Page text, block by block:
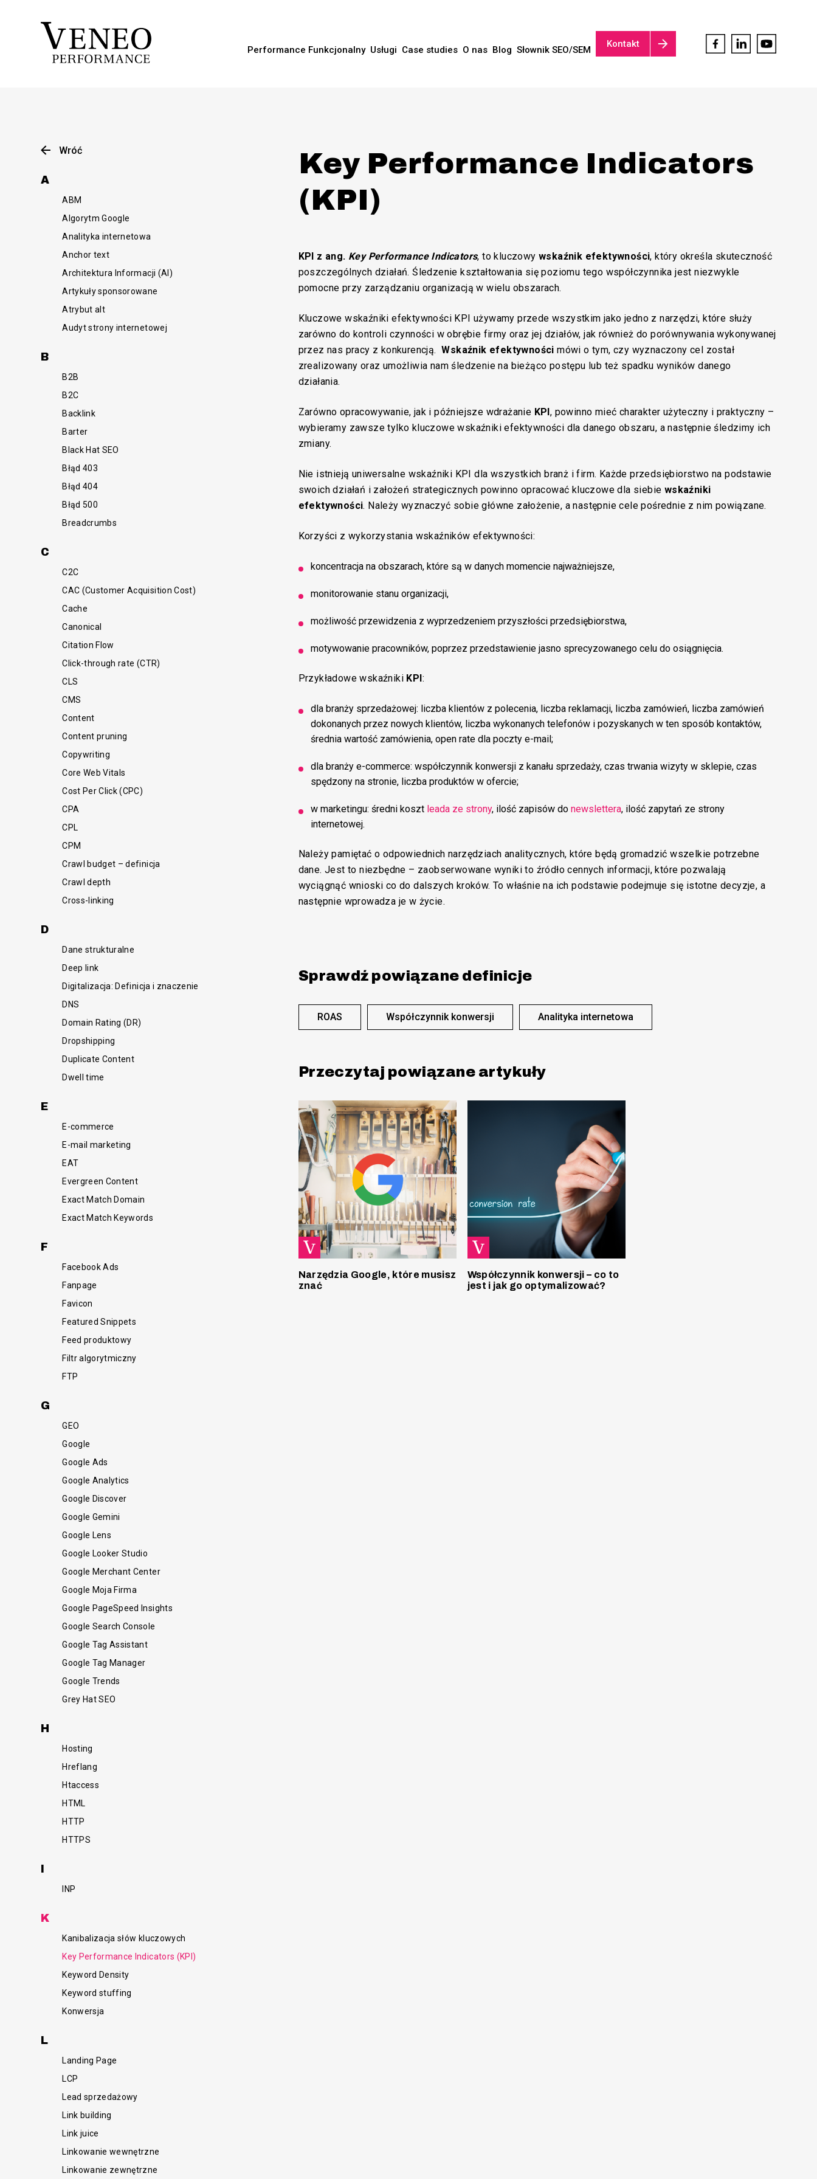
Performance Funkcjonalny Usługi Case studies O nas Blog Słownik SEO/SEM
Kontakt
Wróć
A
ABM
Algorytm Google
Analityka internetowa
Anchor text
Architektura Informacji (AI)
Artykuły sponsorowane
Atrybut alt
Audyt strony internetowej
B
B2B
B2C
Backlink
Barter
Black Hat SEO
Błąd 403
Błąd 404
Błąd 500
Breadcrumbs
C
C2C
CAC (Customer Acquisition Cost)
Cache
Canonical
Citation Flow
Click-through rate (CTR)
CLS
CMS
Content
Content pruning
Copywriting
Core Web Vitals
Cost Per Click (CPC)
CPA
CPL
CPM
Crawl budget – definicja
Crawl depth
Cross-linking
D
Dane strukturalne
Deep link
Digitalizacja: Definicja i znaczenie
DNS
Domain Rating (DR)
Dropshipping
Duplicate Content
Dwell time
E
E-commerce
E-mail marketing
EAT
Evergreen Content
Exact Match Domain
Exact Match Keywords
F
Facebook Ads
Fanpage
Favicon
Featured Snippets
Feed produktowy
Filtr algorytmiczny
FTP
G
GEO
Google
Google Ads
Google Analytics
Google Discover
Google Gemini
Google Lens
Google Looker Studio
Google Merchant Center
Google Moja Firma
Google PageSpeed Insights
Google Search Console
Google Tag Assistant
Google Tag Manager
Google Trends
Grey Hat SEO
H
Hosting
Hreflang
Htaccess
HTML
HTTP
HTTPS
INP
K
Kanibalizacja słów kluczowych
Key Performance Indicators (KPI)
Keyword Density
Keyword stuffing
Konwersja
L
Landing Page
LCP
Lead sprzedażowy
Link building
Link juice
Linkowanie wewnętrzne
Linkowanie zewnętrzne
Key Performance Indicators
(KPI)
KPI z ang. Key Performance Indicators, to kluczowy wskaźnik efektywności, który określa skuteczność
poszczególnych działań. Śledzenie kształtowania się poziomu tego współczynnika jest niezwykle
pomocne przy zarządzaniu organizacją w wielu obszarach.
Kluczowe wskaźniki efektywności KPI używamy przede wszystkim jako jedno z narzędzi, które służy
zarówno do kontroli czynności w obrębie firmy oraz jej działów, jak również do porównywania wykonywanej
przez nas pracy z konkurencją.Wskaźnik efektywności mówi o tym, czy wyznaczony cel został
zrealizowany oraz umożliwia nam śledzenie na bieżąco postępu lub też spadku wyników danego
działania.
Zarówno opracowywanie, jak i późniejsze wdrażanie KPI, powinno mieć charakter użyteczny i praktyczny –
wybieramy zawsze tylko kluczowe wskaźniki efektywności dla danego obszaru, a następnie śledzimy ich
zmiany.
Nie istnieją uniwersalne wskaźniki KPI dla wszystkich branż i firm. Każde przedsiębiorstwo na podstawie
swoich działań i założeń strategicznych powinno opracować kluczowe dla siebie wskaźniki
efektywności. Należy wyznaczyć sobie główne założenie, a następnie cele pośrednie z nim powiązane.
Korzyści z wykorzystania wskaźników efektywności:
koncentracja na obszarach, które są w danych momencie najważniejsze,
monitorowanie stanu organizacji,
możliwość przewidzenia z wyprzedzeniem przyszłości przedsiębiorstwa,
motywowanie pracowników, poprzez przedstawienie jasno sprecyzowanego celu do osiągnięcia.
Przykładowe wskaźniki KPI:
dla branży sprzedażowej: liczba klientów z polecenia, liczba reklamacji, liczba zamówień, liczba zamówień
dokonanych przez nowych klientów, liczba wykonanych telefonów i pozyskanych w ten sposób kontaktów,
średnia wartość zamówienia, open rate dla poczty e-mail;
dla branży e-commerce: współczynnik konwersji z kanału sprzedaży, czas trwania wizyty w sklepie, czas
spędzony na stronie, liczba produktów w ofercie;
w marketingu: średni koszt leada ze strony, ilość zapisów do newslettera, ilość zapytań ze strony
internetowej.
Należy pamiętać o odpowiednich narzędziach analitycznych, które będą gromadzić wszelkie potrzebne
dane. Jest to niezbędne – zaobserwowane wyniki to źródło cennych informacji, które pozwalają
wyciągnąć wnioski co do dalszych kroków. To właśnie na ich podstawie podejmuje się istotne decyzje, a
następnie wprowadza je w życie.
Sprawdź powiązane definicje
ROAS Współczynnik konwersji Analityka internetowa
Przeczytaj powiązane artykuły
Narzędzia Google, które musisz
znać
Współczynnik konwersji – co to
jest i jak go optymalizować?